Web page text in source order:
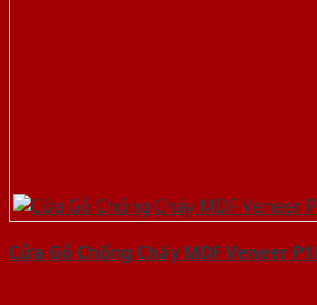
Cửa Gỗ Chống Cháy MDF Veneer